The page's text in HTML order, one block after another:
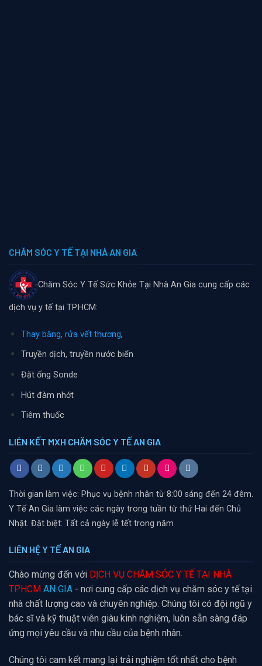
CHĂM SÓC Y TẾ TẠI NHÀ AN GIA
Chăm Sóc Y Tế Sức Khỏe Tại Nhà An Gia cung cấp các
dịch vụ y tế tại TP.HCM:
Thay băng, rửa vết thương,
Truyền dịch, truyền nước biển
Đặt ống Sonde
Hút đàm nhớt
Tiêm thuốc
LIÊN KẾT MXH CHĂM SÓC Y TẾ AN GIA
Thời gian làm việc: Phục vụ bệnh nhân từ 8:00 sáng đến 24 đêm.
Y Tế An Gia làm việc các ngày trong tuần từ thứ Hai đến Chủ
Nhật. Đặt biệt: Tất cả ngày lễ tết trong năm
LIÊN HỆ Y TẾ AN GIA
Chào mừng đến với DỊCH VỤ CHĂM SÓC Y TẾ TẠI NHÀ
TPHCM AN GIA - nơi cung cấp các dịch vụ chăm sóc y tế tại
nhà chất lượng cao và chuyên nghiệp. Chúng tôi có đội ngũ y
bác sĩ và kỹ thuật viên giàu kinh nghiệm, luôn sẵn sàng đáp
ứng mọi yêu cầu và nhu cầu của bệnh nhân.
Chúng tôi cam kết mang lại trải nghiệm tốt nhất cho bệnh